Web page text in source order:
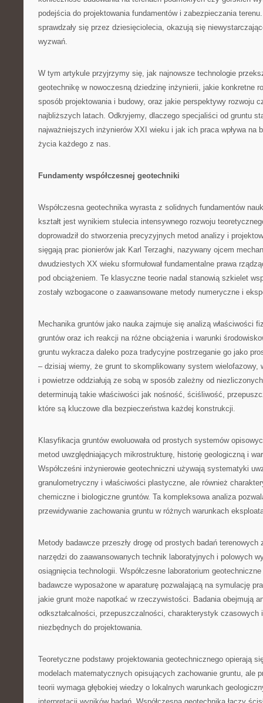
podejścia do projektowania fundamentów i zabezpieczania
sprawdzały się przez dziesięciolecia, okazują się
wyzwań.
W tym artykule przyjrzymy się, jak najnowsze technologie
geotechnikę w nowoczesną dziedzinę inżynierii, jakie konkretne
sposób projektowania i budowy, oraz jakie perspektywy rozwoju
najbliższych latach. Odkryjemy, dlaczego specjaliści od gruntu
najważniejszych inżynierów XXI wieku i jak ich praca wpływa na
życia każdego z nas.
Fundamenty współczesnej geotechniki
Współczesna geotechnika wyrasta z solidnych fundamentów
kształt jest wynikiem stulecia intensywnego rozwoju
doprowadził do stworzenia precyzyjnych metod analizy i
sięgają prac pionierów jak Karl Terzaghi, nazywany ojcem
dwudziestych XX wieku sformułował fundamentalne prawa
pod obciążeniem. Te klasyczne teorie nadal stanowią szkielet
zostały wzbogacone o zaawansowane metody numeryczne i
Mechanika gruntów jako nauka zajmuje się analizą właściwości
gruntów oraz ich reakcji na różne obciążenia i warunki
gruntu wykracza daleko poza tradycyjne postrzeganie go jako
– dzisiaj wiemy, że grunt to skomplikowany system wielofazowy,
i powietrze oddziałują ze sobą w sposób zależny od
determinują takie właściwości jak nośność, ściśliwość,
które są kluczowe dla bezpieczeństwa każdej konstrukcji.
Klasyfikacja gruntów ewoluowała od prostych systemów
metod uwzględniających mikrostrukturę, historię geologiczną i
Współcześni inżynierowie geotechniczni używają systematyki
granulometryczny i właściwości plastyczne, ale również
chemiczne i biologiczne gruntów. Ta kompleksowa analiza
przewidywanie zachowania gruntu w różnych warunkach
Metody badawcze przeszły drogę od prostych badań
narzędzi do zaawansowanych technik laboratyjnych i polowych
osiągnięcia technologii. Współczesne laboratorium
badawcze wyposażone w aparaturę pozwalającą na symulację
jakie grunt może napotkać w rzeczywistości. Badania obejmują
odkształcalności, przepuszczalności, charakterystyk czasowych
niezbędnych do projektowania.
Teoretyczne podstawy projektowania geotechnicznego opierają
modelach matematycznych opisujących zachowanie gruntu, ale
teorii wymaga głębokiej wiedzy o lokalnych warunkach